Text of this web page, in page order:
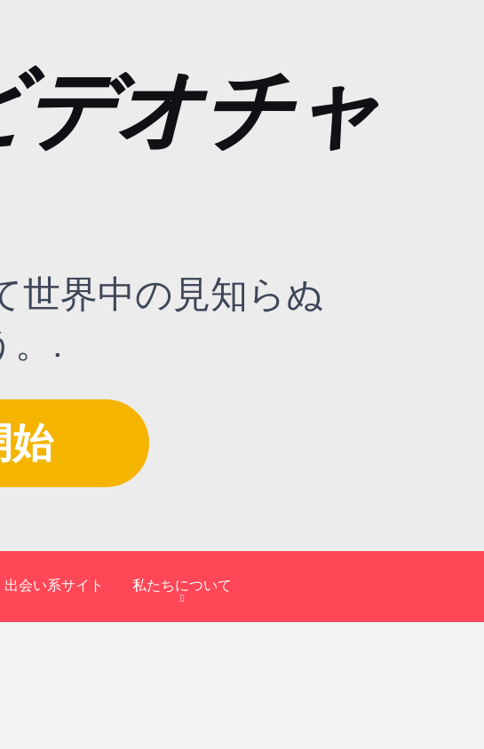
デオチャ
世界中の見知らぬ
。.
始
出会い系サイト 私たちについて